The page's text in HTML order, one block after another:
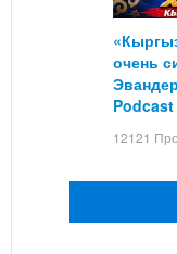
очень
Podcast
12121